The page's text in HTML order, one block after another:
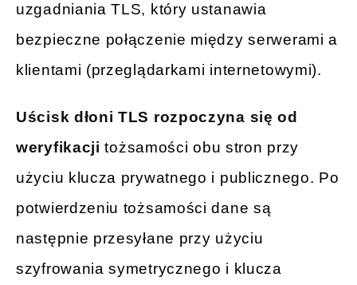
uzgadniania TLS, który ustanawia
bezpieczne połączenie między serwerami a
klientami (przeglądarkami internetowymi).
Uścisk dłoni TLS rozpoczyna się od
weryfikacjitożsamości obu stron przy
użyciu klucza prywatnego i publicznego. Po
potwierdzeniu tożsamości dane są
następnie przesyłane przy użyciu
szyfrowania symetrycznego i klucza